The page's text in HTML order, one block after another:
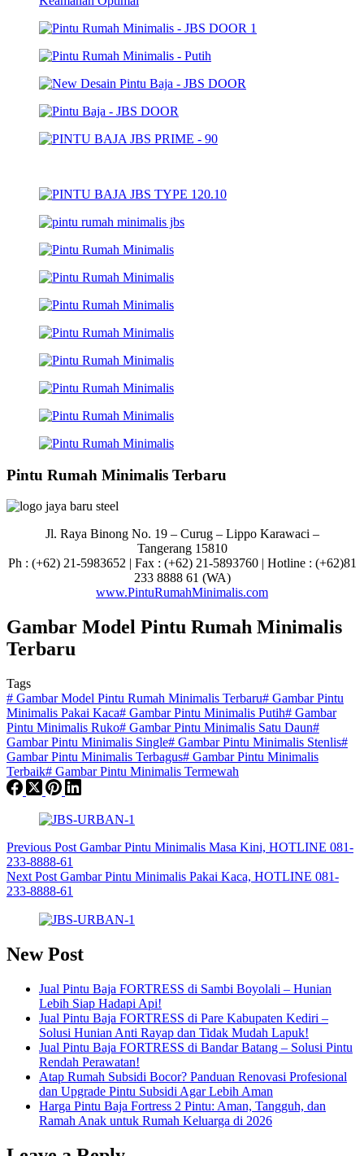
Pintu Rumah Minimalis Terbaru
Jl. Raya Binong No. 19 – Curug – Lippo Karawaci –
Tangerang 15810
Ph : (+62) 21-5983652 | Fax : (+62) 21-5893760 | Hotline : (+62)81
233 8888 61 (WA)
www.PintuRumahMinimalis.com
Gambar Model Pintu Rumah Minimalis
Terbaru
Tags
# Gambar Model Pintu Rumah Minimalis Terbaru# Gambar Pintu
Minimalis Pakai Kaca# Gambar Pintu Minimalis Putih# Gambar
Pintu Minimalis Ruko# Gambar Pintu Minimalis Satu Daun#
Gambar Pintu Minimalis Single# Gambar Pintu Minimalis Stenlis#
Gambar Pintu Minimalis Terbagus# Gambar Pintu Minimalis
Terbaik# Gambar Pintu Minimalis Termewah
Previous Post Gambar Pintu Minimalis Masa Kini, HOTLINE 081-
233-8888-61
Next Post Gambar Pintu Minimalis Pakai Kaca, HOTLINE 081-
233-8888-61
New Post
Jual Pintu Baja FORTRESS di Sambi Boyolali – Hunian
Lebih Siap Hadapi Api!
Jual Pintu Baja FORTRESS di Pare Kabupaten Kediri –
Solusi Hunian Anti Rayap dan Tidak Mudah Lapuk!
Jual Pintu Baja FORTRESS di Bandar Batang – Solusi Pintu
Rendah Perawatan!
Atap Rumah Subsidi Bocor? Panduan Renovasi Profesional
dan Upgrade Pintu Subsidi Agar Lebih Aman
Harga Pintu Baja Fortress 2 Pintu: Aman, Tangguh, dan
Ramah Anak untuk Rumah Keluarga di 2026